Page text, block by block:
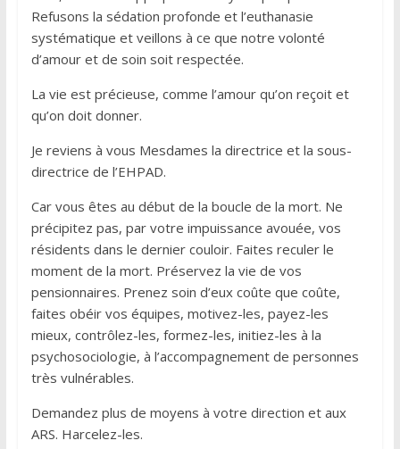
Refusons la sédation profonde et l’euthanasie
systématique et veillons à ce que notre volonté
d’amour et de soin soit respectée.
La vie est précieuse, comme l’amour qu’on reçoit et
qu’on doit donner.
Je reviens à vous Mesdames la directrice et la sous-
directrice de l’EHPAD.
Car vous êtes au début de la boucle de la mort. Ne
précipitez pas, par votre impuissance avouée, vos
résidents dans le dernier couloir. Faites reculer le
moment de la mort. Préservez la vie de vos
pensionnaires. Prenez soin d’eux coûte que coûte,
faites obéir vos équipes, motivez-les, payez-les
mieux, contrôlez-les, formez-les, initiez-les à la
psychosociologie, à l’accompagnement de personnes
très vulnérables.
Demandez plus de moyens à votre direction et aux
ARS. Harcelez-les.